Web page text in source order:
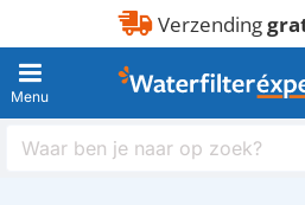
Verzending
Waar